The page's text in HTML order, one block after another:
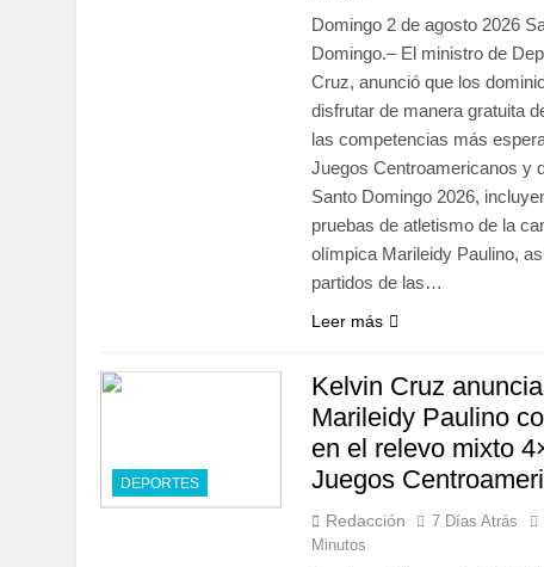
Domingo 2 de agosto 2026
Domingo.– El ministro de
Cruz, anunció que los
disfrutar de manera gratuita
las competencias más
Juegos Centroamericanos y
Santo Domingo 2026,
pruebas de atletismo de la
olímpica Marileidy Paulino,
partidos de las…
Leer más
DEPORTES
Kelvin Cruz
Marileidy Paulino
en el relevo mixto
Juegos
Redacción 7 Días Atrás
Minutos